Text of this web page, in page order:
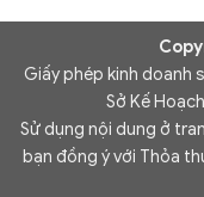
Giấy phép kinh doanh
Sở Kế
Sử dụng nội dung ở
bạn đồng ý với Thỏa